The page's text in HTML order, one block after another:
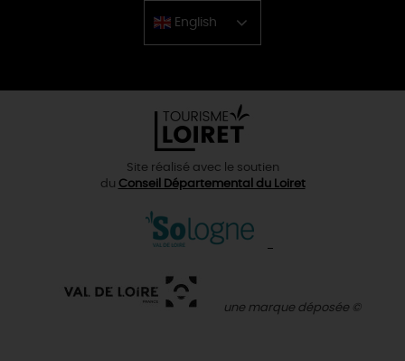
English
Chinese
Site réalisé avec le soutien
du Conseil Départemental du Loiret
une marque déposée ©